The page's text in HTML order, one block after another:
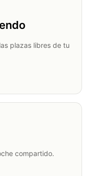
plazas libres de tu
compartido.